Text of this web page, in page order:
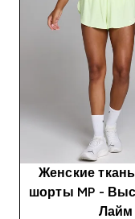
Женские
шорты MP -
Лайм